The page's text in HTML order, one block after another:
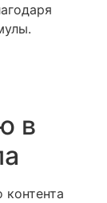
в
контента